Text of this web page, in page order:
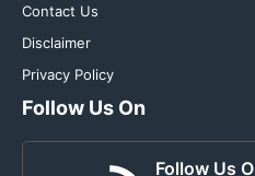
Contact Us
Disclaimer
Privacy Policy
Follow Us On
Follow Us